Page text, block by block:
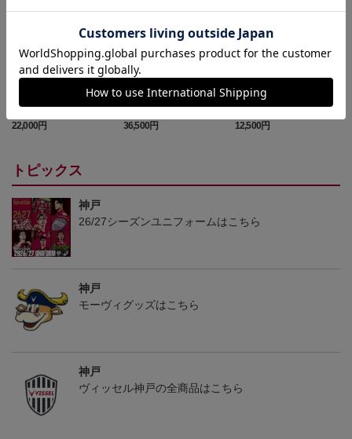
26/27_【レプリカ】ユニ
フォーム（1st）
22,000円
26/27_【オーセン】ユニ
フォーム（1st）
36,500円
26/27_キッズTシャツ
12,500円
トピックス
神戸
26/27シーズンユニフォームはこちら
神戸
モーヴィグッズはこちら
神戸
ヴィッセル神戸の全商品はこちら